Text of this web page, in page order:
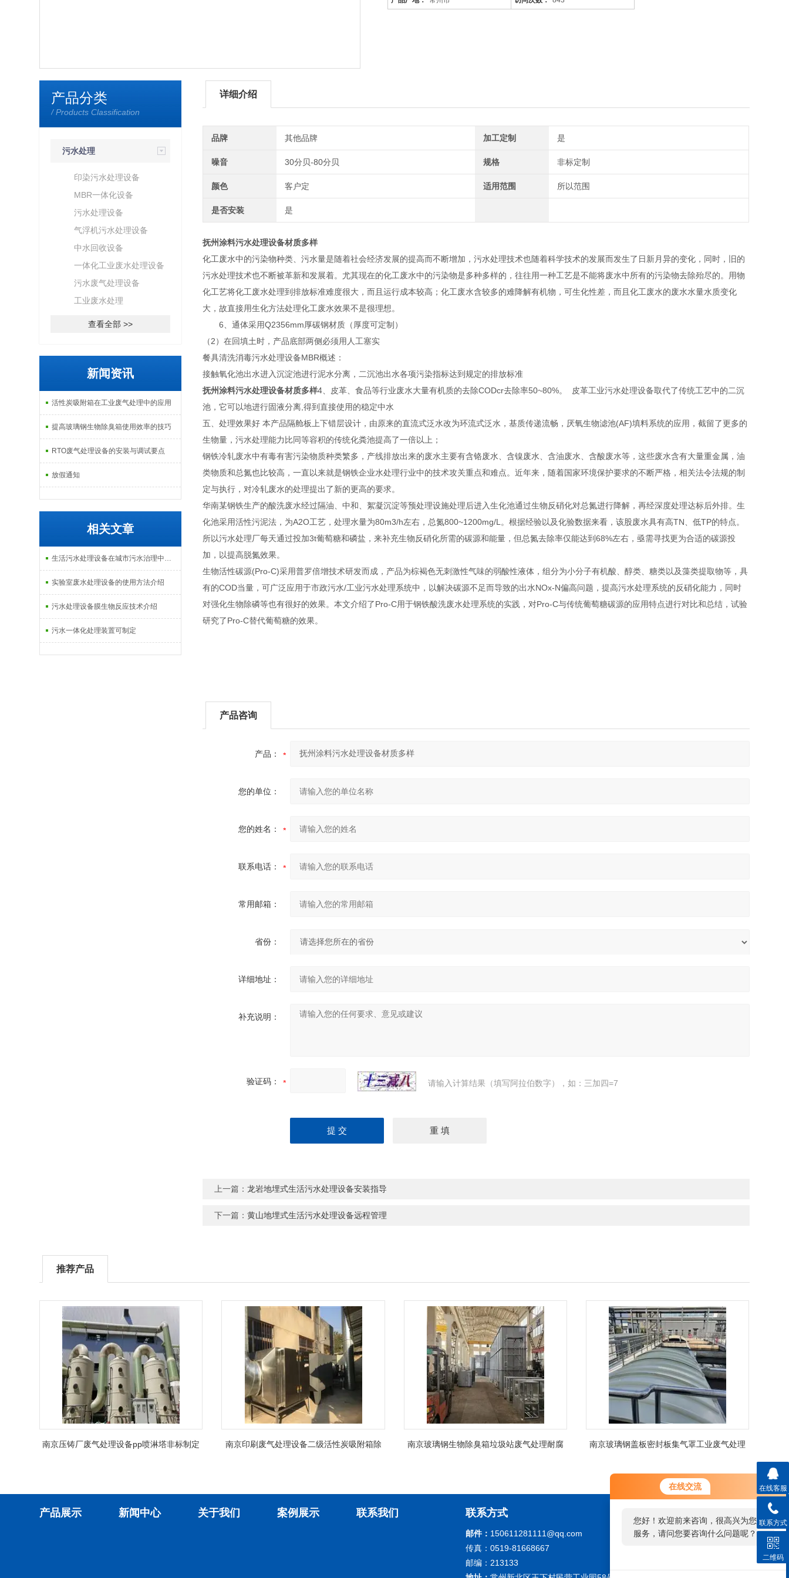
在线交流
您好！欢迎前来咨询，很高兴为您
服务，请问您要咨询什么问题呢？
产品分类
/ Products Classification
污水处理
印染污水处理设备
MBR一体化设备
污水处理设备
气浮机污水处理设备
中水回收设备
一体化工业废水处理设备
污水废气处理设备
工业废水处理
查看全部 >>
新闻资讯
活性炭吸附箱在工业废气处理中的应用
提高玻璃钢生物除臭箱使用效率的技巧
RTO废气处理设备的安装与调试要点
放假通知
相关文章
生活污水处理设备在城市污水治理中的应用介绍
实验室废水处理设备的使用方法介绍
污水处理设备膜生物反应技术介绍
污水一体化处理装置可制定
详细介绍
品牌 其他品牌 加工定制 是
噪音 30分贝-80分贝 规格 非标定制
颜色 客户定 适用范围 所以范围
是否安装 是
抚州涂料污水处理设备材质多样
化工废水中的污染物种类、污水量是随着社会经济发展的提高而不断增加，污水处理技术也随着科学技术的发展而发生了日新月异的变化，同时，旧的
污水处理技术也不断被革新和发展着。尤其现在的化工废水中的污染物是多种多样的，往往用一种工艺是不能将废水中所有的污染物去除殆尽的。用物
化工艺将化工废水处理到排放标准难度很大，而且运行成本较高；化工废水含较多的难降解有机物，可生化性差，而且化工废水的废水水量水质变化
大，故直接用生化方法处理化工废水效果不是很理想。
6、通体采用Q2356mm厚碳钢材质（厚度可定制）
（2）在回填土时，产品底部两侧必须用人工塞实
餐具清洗消毒污水处理设备MBR概述：
接触氧化池出水进入沉淀池进行泥水分离，二沉池出水各项污染指标达到规定的排放标准
抚州涂料污水处理设备材质多样4、皮革、食品等行业废水大量有机质的去除CODcr去除率50~80%。 皮革工业污水处理设备取代了传统工艺中的二沉
池，它可以地进行固液分离,得到直接使用的稳定中水
五、处理效果好 本产品隔舱板上下错层设计，由原来的直流式泛水改为环流式泛水，基质传递流畅，厌氧生物滤池(AF)填料系统的应用，截留了更多的
生物量，污水处理能力比同等容积的传统化粪池提高了一倍以上；
钢铁冷轧废水中有毒有害污染物质种类繁多，产线排放出来的废水主要有含铬废水、含镍废水、含油废水、含酸废水等，这些废水含有大量重金属，油
类物质和总氮也比较高，一直以来就是钢铁企业水处理行业中的技术攻关重点和难点。近年来，随着国家环境保护要求的不断严格，相关法令法规的制
定与执行，对冷轧废水的处理提出了新的更高的要求。
华南某钢铁生产的酸洗废水经过隔油、中和、絮凝沉淀等预处理设施处理后进入生化池通过生物反硝化对总氮进行降解，再经深度处理达标后外排。生
化池采用活性污泥法，为A2O工艺，处理水量为80m3/h左右，总氮800~1200mg/L。根据经验以及化验数据来看，该股废水具有高TN、低TP的特点。
所以污水处理厂每天通过投加3t葡萄糖和磷盐，来补充生物反硝化所需的碳源和能量，但总氮去除率仅能达到68%左右，亟需寻找更为合适的碳源投
加，以提高脱氮效果。
生物活性碳源(Pro-C)采用普罗倍增技术研发而成，产品为棕褐色无刺激性气味的弱酸性液体，组分为小分子有机酸、醇类、糖类以及藻类提取物等，具
有的COD当量，可广泛应用于市政污水/工业污水处理系统中，以解决碳源不足而导致的出水NOx-N偏高问题，提高污水处理系统的反硝化能力，同时
对强化生物除磷等也有很好的效果。本文介绍了Pro-C用于钢铁酸洗废水处理系统的实践，对Pro-C与传统葡萄糖碳源的应用特点进行对比和总结，试验
研究了Pro-C替代葡萄糖的效果。
产品咨询
产品：
您的单位：
您的姓名：
联系电话：
常用邮箱：
省份：
详细地址：
补充说明：
验证码： 请输入计算结果（填写阿拉伯数字），如：三加四=7
上一篇：龙岩地埋式生活污水处理设备安装指导
下一篇：黄山地埋式生活污水处理设备远程管理
推荐产品
南京压铸厂废气处理设备pp喷淋塔非标制定
南京印刷废气处理设备二级活性炭吸附箱除
南京玻璃钢生物除臭箱垃圾站废气处理耐腐
南京玻璃钢盖板密封板集气罩工业废气处理
产品展示 新闻中心 关于我们 案例展示 联系我们 联系方式
邮件： 150611281111@qq.com
传真：0519-81668667
邮编：213133
在线客服
联系方式
二维码